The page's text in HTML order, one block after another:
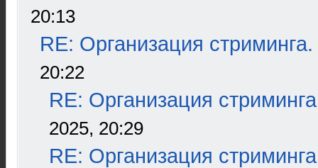
20:13
RE: Организация стриминга.
20:22
RE: Организация
2025, 20:29
RE: Организация